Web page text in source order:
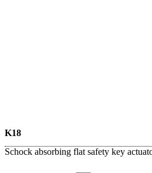
K18
Schock absorbing flat safety key